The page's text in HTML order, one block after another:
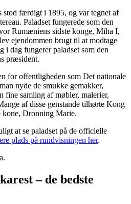
stod færdigt i 1895, og var tegnet af
Paladset fungerede som den
Rumæniens sidste konge, Miha I,
ejendommen brugt til at modtage
i dag fungerer paladset som den
præsident.
for offentligheden som Det nationale
nyde de smukke gemakker,
fine samling af møbler, malerier,
af disse genstande tilhørte Kong
kone, Dronning Marie.
at se paladset på de officielle
plads på rundvisningen her.
– de bedste